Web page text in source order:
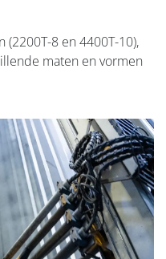
8 en 4400T-10),
maten en vormen